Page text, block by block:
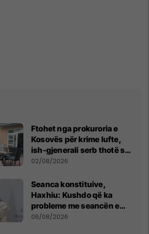
Ftohet nga prokuroria e
Kosovës për krime lufte,
ish-gjenerali serb thotë se
dikush e tradhtoi në
02/08/2026
Seanca konstituive,
Haxhiu: Kushdo që ka
probleme me seancën e
sotme e ftoj t’i drejtohet
06/08/2026